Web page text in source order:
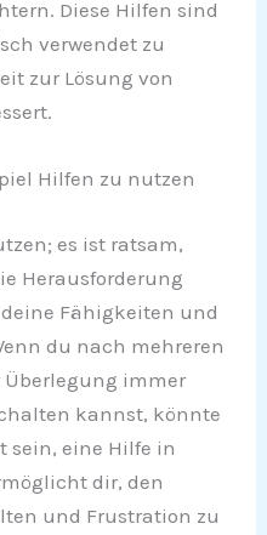
Diese Hilfen sind
verwendet zu
zur Lösung von
Hilfen zu nutzen
es ist ratsam,
Herausforderung
Fähigkeiten und
du nach mehreren
immer
kannst, könnte
sein, eine Hilfe in
dir, den
und Frustration zu